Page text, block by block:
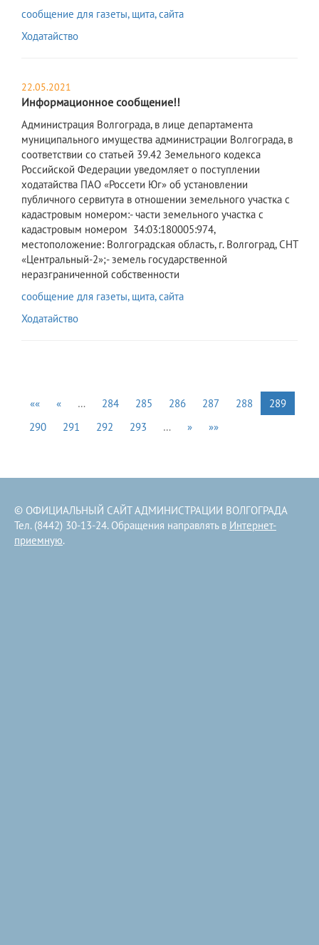
сообщение для газеты, щита, сайта
Ходатайство
22.05.2021
Информационное сообщение!!
​Администрация Волгограда, в лице департамента
муниципального имущества администрации Волгограда, в
соответствии со статьей 39.42 Земельного кодекса
Российской Федерации уведомляет о поступлении
ходатайства ПАО «Россети Юг» об установлении
публичного сервитута в отношении земельного участка с
кадастровым номером:- части земельного участка с
кадастровым номером 34:03:180005:974,
местоположение: Волгоградская область, г. Волгоград, СНТ
«Центральный-2»;- земель государственной
неразграниченной собственности
сообщение для газеты, щита, сайта
Ходатайство
«« « … 284 285 286 287 288
289
290
291 292 293 … » »»
© ОФИЦИАЛЬНЫЙ САЙТ АДМИНИСТРАЦИИ ВОЛГОГРАДА
Тел. (8442) 30-13-24. Обращения направлять в Интернет-
приемную.